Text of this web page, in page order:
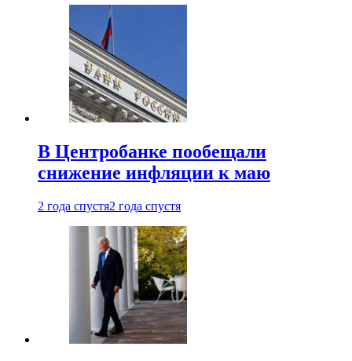
В Центробанке пообещали
снижение инфляции к маю
2 года спустя2 года спустя